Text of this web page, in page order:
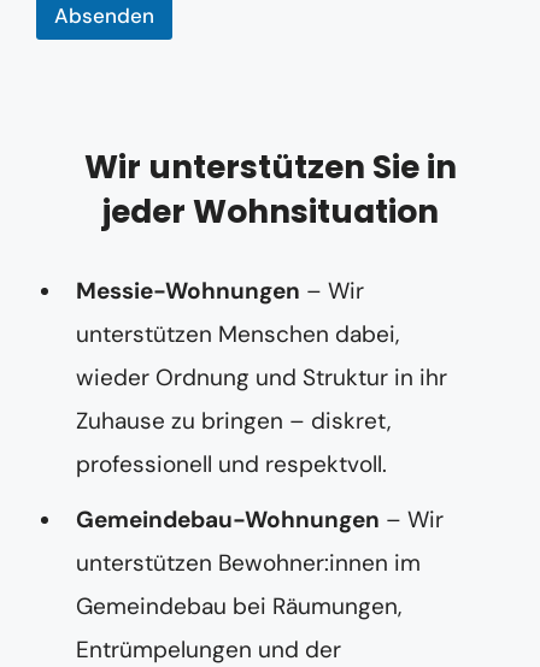
Absenden
Wir unterstützen Sie in
jeder Wohnsituation
Messie-Wohnungen – Wir
unterstützen Menschen dabei,
wieder Ordnung und Struktur in ihr
Zuhause zu bringen – diskret,
professionell und respektvoll.
Gemeindebau-Wohnungen – Wir
unterstützen Bewohner:innen im
Gemeindebau bei Räumungen,
Entrümpelungen und der